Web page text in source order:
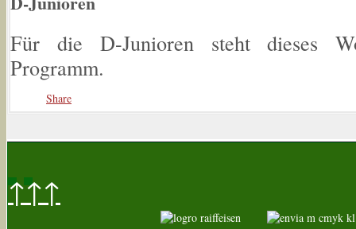
Für die D-Junioren steht dieses
Programm.
Share
↑↑↑